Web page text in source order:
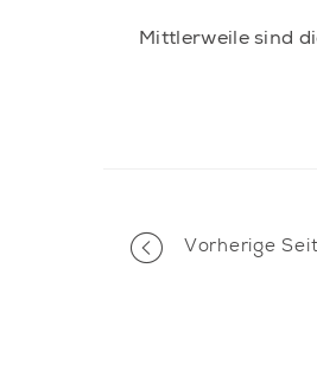
Mittlerweile sind
Vorherige